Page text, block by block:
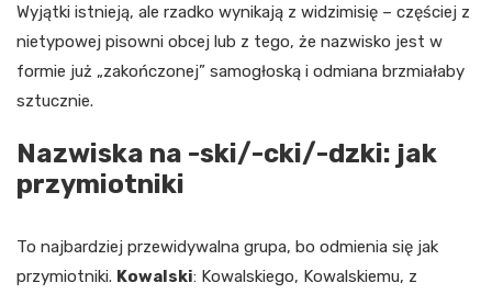
Wyjątki istnieją, ale rzadko wynikają z widzimisię – częściej z
nietypowej pisowni obcej lub z tego, że nazwisko jest w
formie już „zakończonej” samogłoską i odmiana brzmiałaby
sztucznie.
Nazwiska na -ski/-cki/-dzki: jak
przymiotniki
To najbardziej przewidywalna grupa, bo odmienia się jak
przymiotniki. Kowalski: Kowalskiego, Kowalskiemu, z